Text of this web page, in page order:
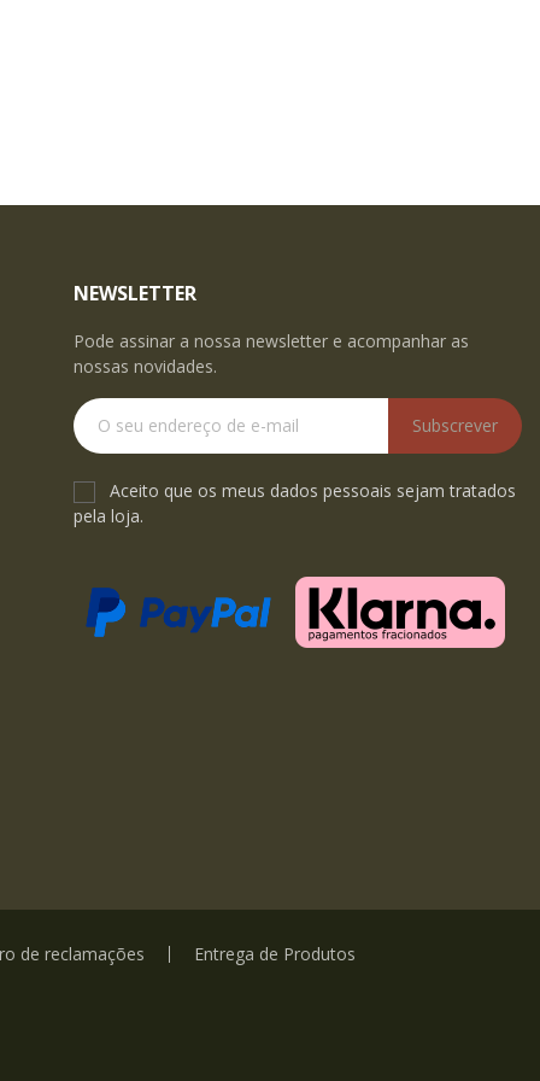
NEWSLETTER
Pode assinar a nossa newsletter e acompanhar as
nossas novidades.
Subscrever
Aceito que os meus dados pessoais sejam tratados
pela loja.
de reclamações Entrega de Produtos